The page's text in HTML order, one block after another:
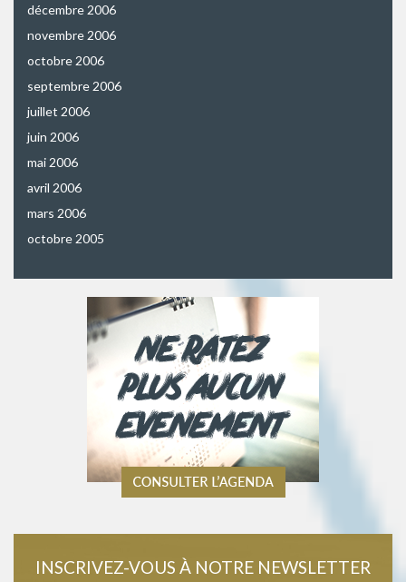
décembre 2006
novembre 2006
octobre 2006
septembre 2006
juillet 2006
juin 2006
mai 2006
avril 2006
mars 2006
octobre 2005
INSCRIVEZ-VOUS À NOTRE NEWSLETTER